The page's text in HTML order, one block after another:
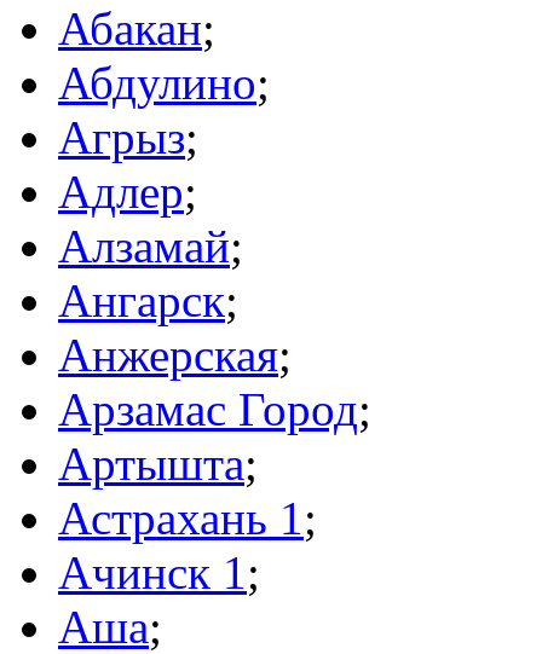
Абакан;
Абдулино;
Агрыз;
Адлер;
Алзамай;
Ангарск;
Анжерская;
Арзамас Город;
Артышта;
Астрахань 1;
Ачинск 1;
Аша;